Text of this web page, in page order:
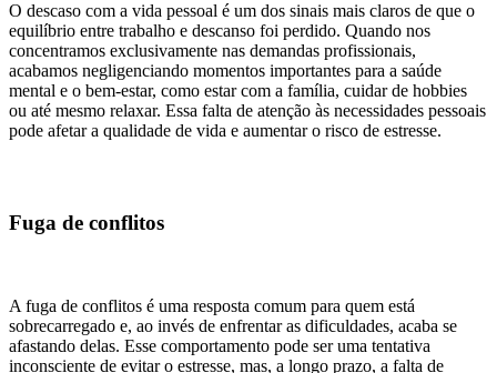
O descaso com a vida pessoal é um dos sinais mais claros de que o
equilíbrio entre trabalho e descanso foi perdido. Quando nos
concentramos exclusivamente nas demandas profissionais,
acabamos negligenciando momentos importantes para a saúde
mental e o bem-estar, como estar com a família, cuidar de hobbies
ou até mesmo relaxar. Essa falta de atenção às necessidades pessoais
pode afetar a qualidade de vida e aumentar o risco de estresse.
Fuga de conflitos
A fuga de conflitos é uma resposta comum para quem está
sobrecarregado e, ao invés de enfrentar as dificuldades, acaba se
afastando delas. Esse comportamento pode ser uma tentativa
inconsciente de evitar o estresse, mas, a longo prazo, a falta de